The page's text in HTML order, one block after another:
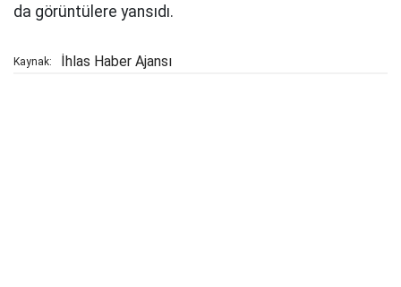
da görüntülere yansıdı.
Kaynak: İhlas Haber Ajansı